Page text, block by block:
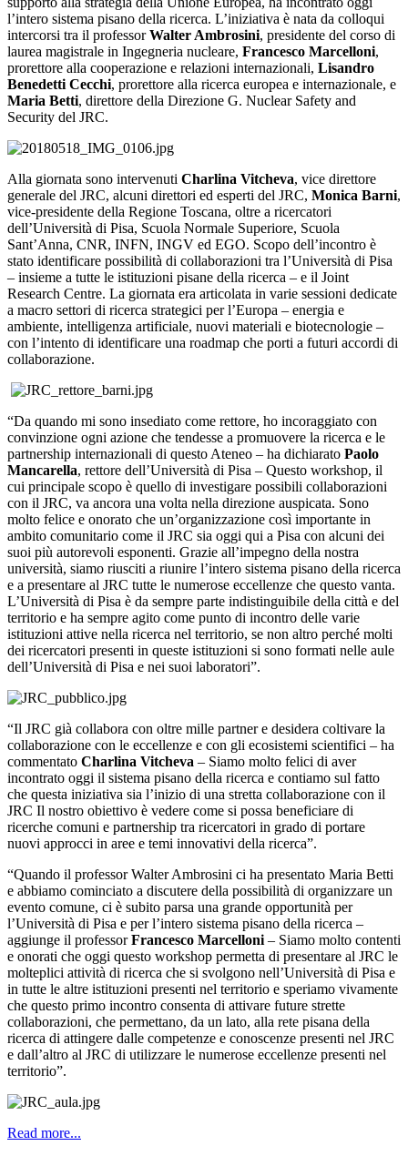
l’intero sistema pisano della ricerca. L’iniziativa è nata da colloqui
intercorsi tra il professorWalter Ambrosini, presidente del corso di
laurea magistrale in Ingegneria nucleare, Francesco Marcelloni,
prorettore alla cooperazione e relazioni internazionali, Lisandro
Benedetti Cecchi, prorettore alla ricerca europea e internazionale, e
Maria Betti, direttore della Direzione G. Nuclear Safety and
Security del JRC.
Alla giornata sono intervenuti Charlina Vitcheva, vice direttore
generale del JRC, alcuni direttori ed esperti del JRC, Monica Barni,
vice-presidente della Regione Toscana, oltre a ricercatori
dell’Università di Pisa, Scuola Normale Superiore, Scuola
Sant’Anna, CNR, INFN, INGV ed EGO. Scopo dell’incontro è
stato identificare possibilità di collaborazioni tra l’Università di Pisa
– insieme a tutte le istituzioni pisane della ricerca – e il Joint
Research Centre. La giornata era articolata in varie sessioni dedicate
a macro settori di ricerca strategici per l’Europa – energia e
ambiente, intelligenza artificiale, nuovi materiali e biotecnologie –
con l’intento di identificare una roadmap che porti a futuri accordi di
collaborazione.
“Da quando mi sono insediato come rettore, ho incoraggiato con
convinzione ogni azione che tendesse a promuovere la ricerca e le
partnership internazionali di questo Ateneo – ha dichiarato Paolo
Mancarella, rettore dell’Università di Pisa – Questo workshop, il
cui principale scopo è quello di investigare possibili collaborazioni
con il JRC, va ancora una volta nella direzione auspicata. Sono
molto felice e onorato che un’organizzazione così importante in
ambito comunitario come il JRC sia oggi qui a Pisa con alcuni dei
suoi più autorevoli esponenti. Grazie all’impegno della nostra
università, siamo riusciti a riunire l’intero sistema pisano della ricerca
e a presentare al JRC tutte le numerose eccellenze che questo vanta.
L’Università di Pisa è da sempre parte indistinguibile della città e del
territorio e ha sempre agito come punto di incontro delle varie
istituzioni attive nella ricerca nel territorio, se non altro perché molti
dei ricercatori presenti in queste istituzioni si sono formati nelle aule
dell’Università di Pisa e nei suoi laboratori”.
“Il JRC già collabora con oltre mille partner e desidera coltivare la
collaborazione con le eccellenze e con gli ecosistemi scientifici – ha
commentato Charlina Vitcheva – Siamo molto felici di aver
incontrato oggi il sistema pisano della ricerca e contiamo sul fatto
che questa iniziativa sia l’inizio di una stretta collaborazione con il
JRC Il nostro obiettivo è vedere come si possa beneficiare di
ricerche comuni e partnership tra ricercatori in grado di portare
nuovi approcci in aree e temi innovativi della ricerca”.
“Quando il professor Walter Ambrosini ci ha presentato Maria Betti
e abbiamo cominciato a discutere della possibilità di organizzare un
evento comune, ci è subito parsa una grande opportunità per
l’Università di Pisa e per l’intero sistema pisano della ricerca –
aggiunge il professorFrancesco Marcelloni – Siamo molto contenti
e onorati che oggi questo workshop permetta di presentare al JRC le
molteplici attività di ricerca che si svolgono nell’Università di Pisa e
in tutte le altre istituzioni presenti nel territorio e speriamo vivamente
che questo primo incontro consenta di attivare future strette
collaborazioni, che permettano, da un lato, alla rete pisana della
ricerca di attingere dalle competenze e conoscenze presenti nel JRC
e dall’altro al JRC di utilizzare le numerose eccellenze presenti nel
territorio”.
Read more...